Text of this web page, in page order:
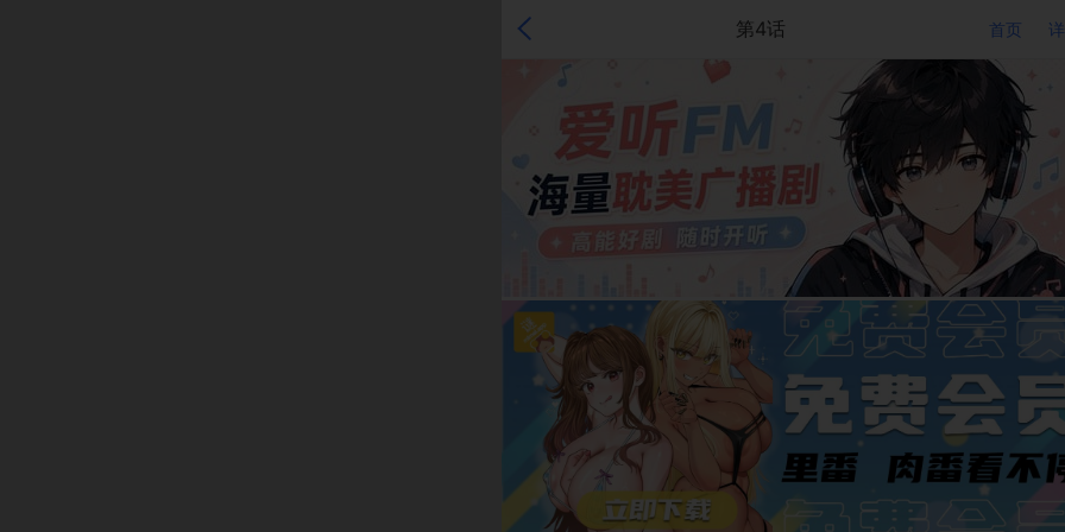
第4话 首页